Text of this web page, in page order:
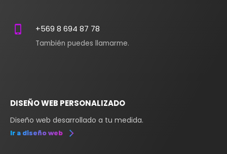
+569 8 694 87 78
También puedes llamarme.
DISEÑO WEB PERSONALIZADO
Diseño web desarrollado a tu medida.
Ir a diseño web